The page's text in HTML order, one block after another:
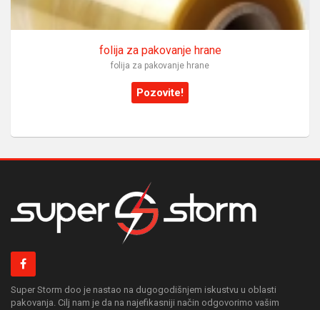
folija za pakovanje hrane
folija za pakovanje hrane
Pozovite!
Super Storm doo je nastao na dugogodišnjem iskustvu u oblasti
pakovanja. Cilj nam je da na najefikasniji način odgovorimo vašim